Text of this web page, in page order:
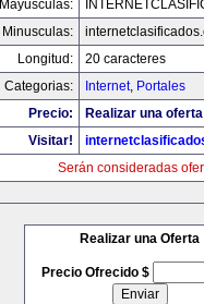
Mayusculas:
Minusculas:
Longitud:
20 caracteres
Categorias:
Internet, Portales
Precio:
Realizar una
Visitar!
Serán consideradas
Realizar una Oferta
Precio Ofrecido $